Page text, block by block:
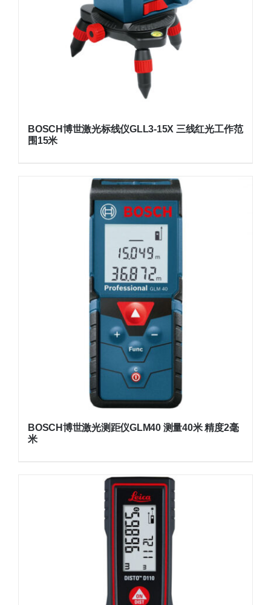
BOSCH博世激光标线仪GLL3-15X 三线红光工作范
围15米
BOSCH博世激光测距仪GLM40 测量40米 精度2毫
米